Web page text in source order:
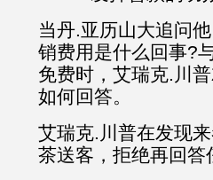
当丹.亚历山大追问
销费用是什么回事?
免费时，艾瑞克.川
如何回答。
艾瑞克.川普在发现
茶送客，拒绝再回